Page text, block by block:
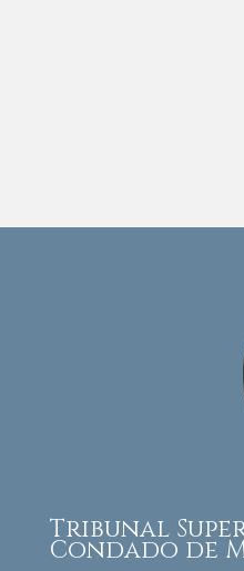
Tribunal
Condado de